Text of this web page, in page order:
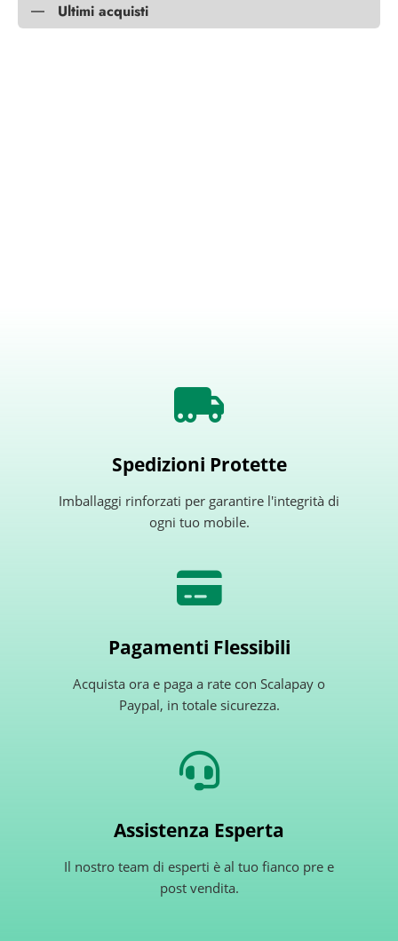
Ultimi acquisti
Spedizioni Protette
Imballaggi rinforzati per garantire l'integrità di
ogni tuo mobile.
Pagamenti Flessibili
Acquista ora e paga a rate con Scalapay o
Paypal, in totale sicurezza.
Assistenza Esperta
Il nostro team di esperti è al tuo fianco pre e
post vendita.